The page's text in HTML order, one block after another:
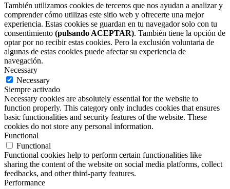
También utilizamos cookies de terceros que nos ayudan a analizar y
comprender cómo utilizas este sitio web y ofrecerte una mejor
experiencia. Estas cookies se guardan en tu navegador solo con tu
consentimiento (pulsando ACEPTAR). También tiene la opción de
optar por no recibir estas cookies. Pero la exclusión voluntaria de
algunas de estas cookies puede afectar su experiencia de
navegación.
Necessary
Necessary
Siempre activado
Necessary cookies are absolutely essential for the website to
function properly. This category only includes cookies that ensures
basic functionalities and security features of the website. These
cookies do not store any personal information.
Functional
Functional
Functional cookies help to perform certain functionalities like
sharing the content of the website on social media platforms, collect
feedbacks, and other third-party features.
Performance